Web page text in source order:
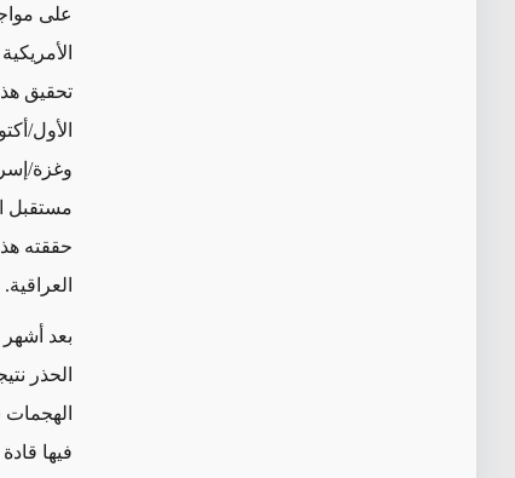
على
تحقيق
الأول/
وغزة/
مستقبل
حققته
العراقية.
بعد
الحذر
فيها